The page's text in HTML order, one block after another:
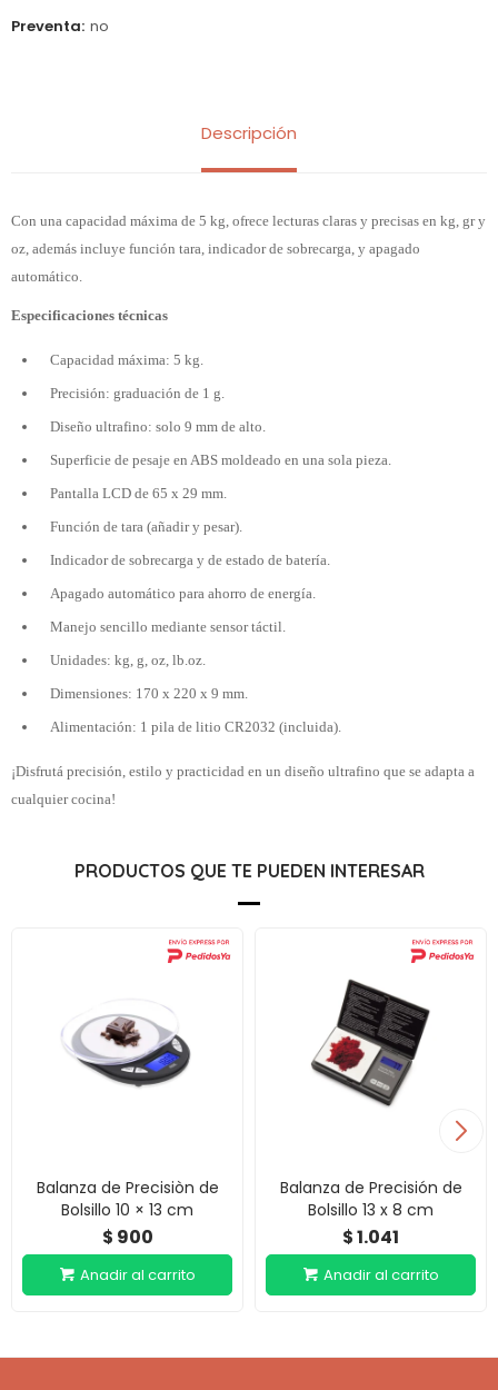
Preventa no
Descripción
Con una capacidad máxima de 5 kg, ofrece lecturas claras y precisas en kg, gr y
oz, además incluye función tara, indicador de sobrecarga, y apagado
automático.
Especificaciones técnicas
Capacidad máxima: 5 kg.
Precisión: graduación de 1 g.
Diseño ultrafino: solo 9 mm de alto.
Superficie de pesaje en ABS moldeado en una sola pieza.
Pantalla LCD de 65 x 29 mm.
Función de tara (añadir y pesar).
Indicador de sobrecarga y de estado de batería.
Apagado automático para ahorro de energía.
Manejo sencillo mediante sensor táctil.
Unidades: kg, g, oz, lb.oz.
Dimensiones: 170 x 220 x 9 mm.
Alimentación: 1 pila de litio CR2032 (incluida).
¡Disfrutá precisión, estilo y practicidad en un diseño ultrafino que se adapta a
cualquier cocina!
PRODUCTOS QUE TE PUEDEN INTERESAR
Balanza de Precisiòn de
Bolsillo 10 × 13 cm
$ 900
Balanza de Precisión de
Bolsillo 13 x 8 cm
$1.041